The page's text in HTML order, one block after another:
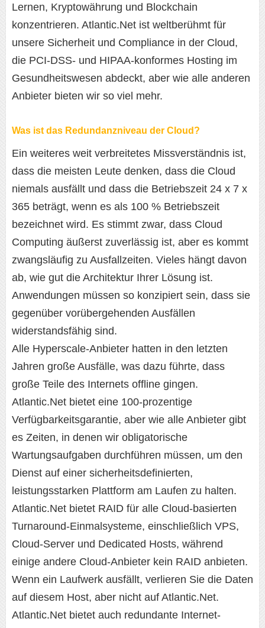
Lernen, Kryptowährung und Blockchain
konzentrieren. Atlantic.Net ist weltberühmt für
unsere Sicherheit und Compliance in der Cloud,
die PCI-DSS- und HIPAA-konformes Hosting im
Gesundheitswesen abdeckt, aber wie alle anderen
Anbieter bieten wir so viel mehr.
Was ist das Redundanzniveau der Cloud?
Ein weiteres weit verbreitetes Missverständnis ist,
dass die meisten Leute denken, dass die Cloud
niemals ausfällt und dass die Betriebszeit 24 x 7 x
365 beträgt, wenn es als 100 % Betriebszeit
bezeichnet wird. Es stimmt zwar, dass Cloud
Computing äußerst zuverlässig ist, aber es kommt
zwangsläufig zu Ausfallzeiten. Vieles hängt davon
ab, wie gut die Architektur Ihrer Lösung ist.
Anwendungen müssen so konzipiert sein, dass sie
gegenüber vorübergehenden Ausfällen
widerstandsfähig sind.
Alle Hyperscale-Anbieter hatten in den letzten
Jahren große Ausfälle, was dazu führte, dass
große Teile des Internets offline gingen.
Atlantic.Net bietet eine 100-prozentige
Verfügbarkeitsgarantie, aber wie alle Anbieter gibt
es Zeiten, in denen wir obligatorische
Wartungsaufgaben durchführen müssen, um den
Dienst auf einer sicherheitsdefinierten,
leistungsstarken Plattform am Laufen zu halten.
Atlantic.Net bietet RAID für alle Cloud-basierten
Turnaround-Einmalsysteme, einschließlich VPS,
Cloud-Server und Dedicated Hosts, während
einige andere Cloud-Anbieter kein RAID anbieten.
Wenn ein Laufwerk ausfällt, verlieren Sie die Daten
auf diesem Host, aber nicht auf Atlantic.Net.
Atlantic.Net bietet auch redundante Internet-